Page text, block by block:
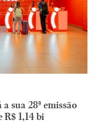
sua 28ª emissão
1,14 bi